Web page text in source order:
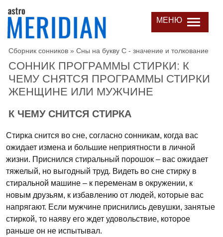
МЕНЮ
Сборник сонников » Сны на букву С - значение и толкование
СОННИК ПРОГРАММЫ СТИРКИ: К
ЧЕМУ СНЯТСЯ ПРОГРАММЫ СТИРКИ
ЖЕНЩИНЕ ИЛИ МУЖЧИНЕ
К ЧЕМУ СНИТСЯ СТИРКА
Стирка снится во сне, согласно сонникам, когда вас
ожидает измена и большие неприятности в личной
жизни. Приснился стиральный порошок – вас ожидает
тяжелый, но выгодный труд. Видеть во сне стирку в
стиральной машине – к переменам в окружении, к
новым друзьям, к избавлению от людей, которые вас
напрягают. Если мужчине приснились девушки, занятые
стиркой, то наяву его ждет удовольствие, которое
раньше он не испытывал.